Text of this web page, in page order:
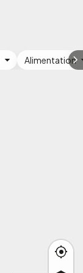
Alimentation